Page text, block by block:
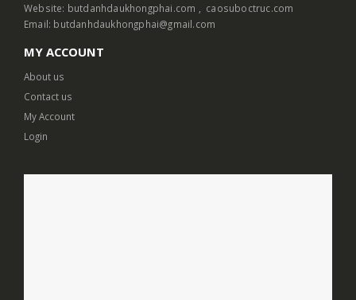
Website: butdanhdaukhongphai.com
caosuboctruc.com
Email: butdanhdaukhongphai@gmail.com
MY ACCOUNT
About us
Contact us
My Account
Login